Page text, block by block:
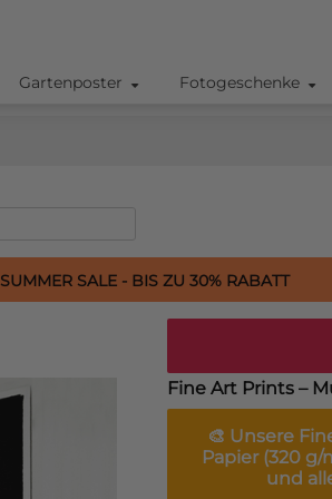
Gartenposter Fotogeschenke
SUMMER SALE - BIS ZU 30% RABATT
Fine Art Prints –
🎨 Unsere
Papier (320
und